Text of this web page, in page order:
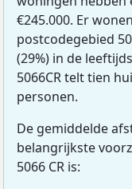
€245.000. Er
postcodegebied
(29%) in de
5066CR telt tien
personen.
De gemiddelde
belangrijkste
5066 CR is: